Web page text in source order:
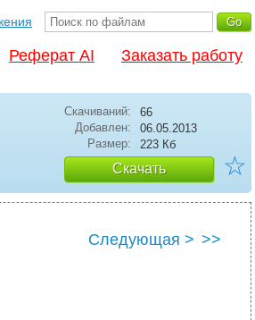
Реферат AI Заказать работу
Скачиваний:
66
Добавлен:
06.05.2013
Размер:
223 Кб
Скачать ☆
Следующая > >>